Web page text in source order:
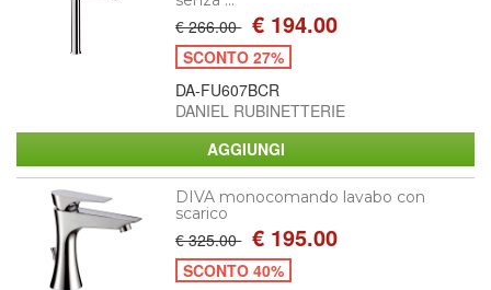
€ 266.00 € 194.00
SCONTO 27%
DA-FU607BCR
DANIEL RUBINETTERIE
DIVA monocomando lavabo con
scarico
€ 325.00 € 195.00
SCONTO 40%